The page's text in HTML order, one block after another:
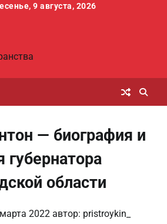
9 августа, 2026
— биография и
области
2022 автор: pristroykin_